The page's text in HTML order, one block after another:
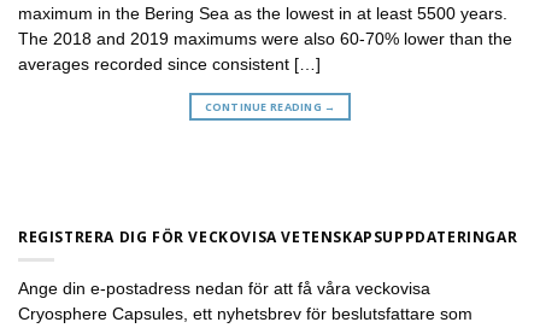
maximum in the Bering Sea as the lowest in at least 5500 years.
The 2018 and 2019 maximums were also 60-70% lower than the
averages recorded since consistent […]
CONTINUE READING →
REGISTRERA DIG FÖR VECKOVISA VETENSKAPSUPPDATERINGAR
Ange din e-postadress nedan för att få våra veckovisa
Cryosphere Capsules, ett nyhetsbrev för beslutsfattare som